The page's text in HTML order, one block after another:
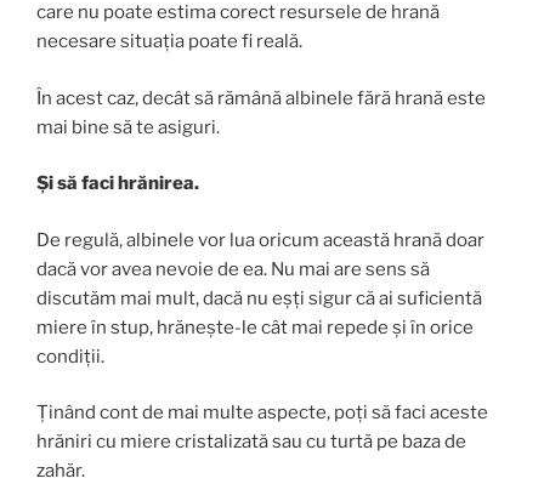
care nu poate estima corect resursele de hrană
necesare situația poate fi reală.
În acest caz, decât să rămână albinele fără hrană este
mai bine să te asiguri.
Și să faci hrănirea.
De regulă, albinele vor lua oricum această hrană doar
dacă vor avea nevoie de ea. Nu mai are sens să
discutăm mai mult, dacă nu eșți sigur că ai suficientă
miere în stup, hrănește-le cât mai repede și în orice
condiții.
Ținând cont de mai multe aspecte, poți să faci aceste
hrăniri cu miere cristalizată sau cu turtă pe baza de
zahăr.